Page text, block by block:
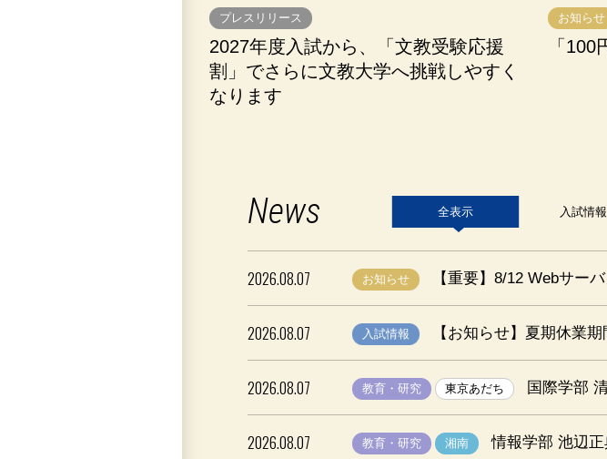
プレスリリース
2027年度入試から、「文教受験応援
割」でさらに文教大学へ挑戦しやすく
なります
お知らせ
「
News 全表示 入試情報
2026.08.07 お知らせ 【重要】8/12 Webサー
2026.08.07 入試情報 【お知らせ】夏期休業
2026.08.07 教育・研究 東京あだち 国際学部
2026.08.07 教育・研究 湘南
情報学部 池辺